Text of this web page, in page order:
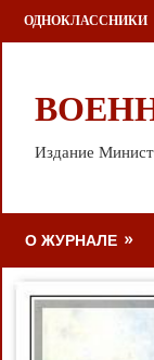
Перейти
к
ОДНОКЛАССНИКИ
Издание
О ЖУРНАЛЕ